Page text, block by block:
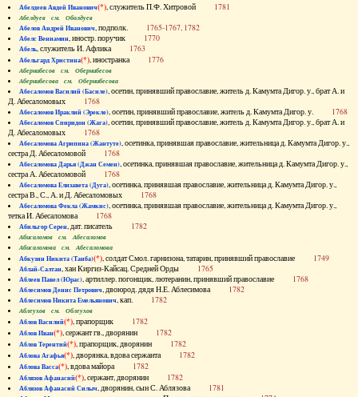
Абелдеев Авдей Иванович(*), служитель П.Ф. Хитровой 1781
Абелдуев см. Оболдуев
Абелов Андрей Иванович, подполк. 1765-1767, 1782
Абелс Вениамин, иностр. поручик 1770
Абель, служитель И. Афлика 1763
Абельгард Христина(*), иностранка 1776
Абернибесов см. Обернибесов
Абернибесова см. Обернибесова
Абесаломов Василий (Басиле), осетин, принявший православие, житель д. Камумта Дигор. у., брат А. и
Д. Абесаломовых 1768
Абесаломов Ираклий (Эрекле), осетин, принявший православие, житель д. Камумта Дигор. у. 1768
Абесаломов Спиридон (Жага), осетин, принявший православие, житель д. Камумта Дигор. у., брат А. и
Д. Абесаломовых 1768
Абесаломова Агрипина (Жантуте), осетинка, принявшая православие, жительница д. Камумта Дигор. у.,
сестра Д. Абесаломовой 1768
Абесаломова Дарья (Джан Семен), осетинка, принявшая православие, жительница д. Камумта Дигор. у.,
сестра А. Абесаломовой 1768
Абесаломова Елизавета (Дуга), осетинка, принявшая православие, жительница д. Камумта Дигор. у.,
сестра В., С., А. и Д. Абесаломовых 1768
Абесаломова Фекла (Жамкис), осетинка, принявшая православие, жительница д. Камумта Дигор. у.,
тетка И. Абесаломова 1768
Абильгор Серен, дат. писатель 1782
Абисаломов см. Абесаломов
Абисаломова см. Абесаломова
Абкузин Никита (Танба)(*), солдат Смол. гарнизона, татарин, принявший православие 1749
Аблай-Салтан, хан Киргиз-Кайсац. Средней Орды 1765
Аблеев Павел (Юрас), артиллер. погонщик, лютеранин, принявший православие 1768
Аблесимов Денис Петрович, двоюрод. дядя Н.Е. Аблесимова 1782
Аблесимов Никита Емельянович, кап. 1782
Аблеухов см. Облеухов
Аблов Василий(*), прапорщик 1782
Аблов Иван(*), сержант гв., дворянин 1782
Аблов Терентий(*), прапорщик, дворянин 1782
Аблова Агафья(*), дворянка, вдова сержанта 1782
Аблова Васса(*), вдова майора 1782
Аблязов Афанасий(*), сержант, дворянин 1782
Аблязов Афанасий Силыч, дворянин, сын С. Аблязова 1781